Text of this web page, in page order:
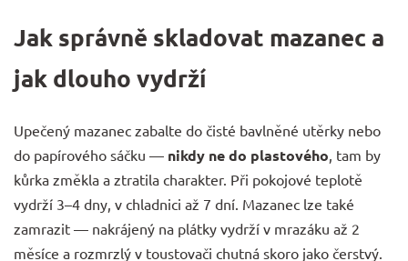
Jak správně skladovat mazanec a
jak dlouho vydrží
Upečený mazanec zabalte do čisté bavlněné utěrky nebo
do papírového sáčku — nikdy ne do plastového , tam by
kůrka změkla a ztratila charakter. Při pokojové teplotě
vydrží 3–4 dny, v chladnici až 7 dní. Mazanec lze také
zamrazit — nakrájený na plátky vydrží v mrazáku až 2
měsíce a rozmrzlý v toustovači chutná skoro jako čerstvý.